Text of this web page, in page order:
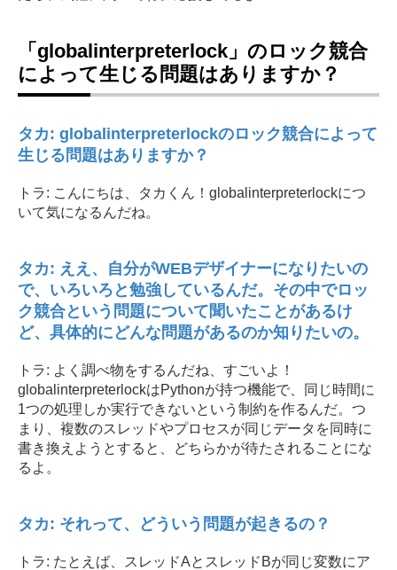
「globalinterpreterlock」のロック競合
によって生じる問題はありますか？
タカ: globalinterpreterlockのロック競合によって
生じる問題はありますか？
トラ: こんにちは、タカくん！globalinterpreterlockにつ
いて気になるんだね。
タカ: ええ、自分がWEBデザイナーになりたいの
で、いろいろと勉強しているんだ。その中でロッ
ク競合という問題について聞いたことがあるけ
ど、具体的にどんな問題があるのか知りたいの。
トラ: よく調べ物をするんだね、すごいよ！
globalinterpreterlockはPythonが持つ機能で、同じ時間に
1つの処理しか実行できないという制約を作るんだ。つ
まり、複数のスレッドやプロセスが同じデータを同時に
書き換えようとすると、どちらかが待たされることにな
るよ。
タカ: それって、どういう問題が起きるの？
トラ: たとえば、スレッドAとスレッドBが同じ変数にア